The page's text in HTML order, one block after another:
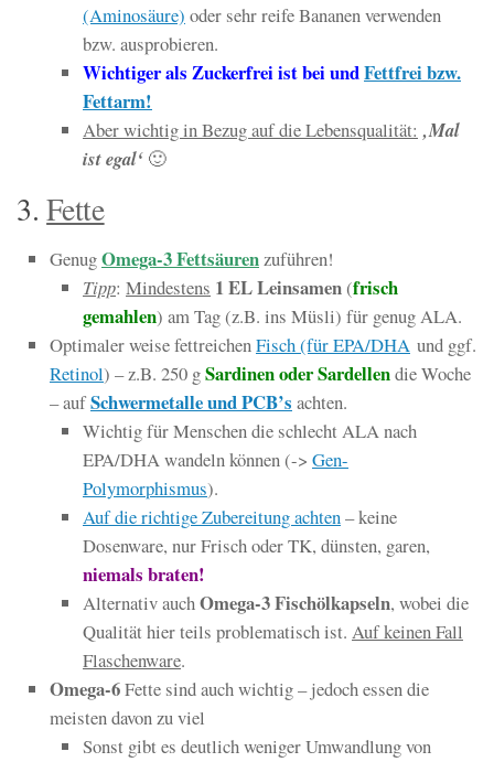
(Aminosäure) oder sehr reife Bananen verwenden
bzw. ausprobieren.
Wichtiger als Zuckerfrei ist bei undFettfrei bzw.
Fettarm!
Aber wichtig in Bezug auf die Lebensqualität: ‚Mal
ist egal‘ 🙂
3.Fette
GenugOmega-3 Fettsäurenzuführen!
Tipp: Mindestens 1 EL Leinsamen(frisch
gemahlen) am Tag (z.B. ins Müsli) für genug ALA.
Optimaler weise fettreichenFisch (für EPA/DHA und ggf.
Retinol) – z.B. 250 gSardinen oder Sardellendie Woche
– aufSchwermetalle und PCB’s achten.
Wichtig für Menschen die schlecht ALA nach
EPA/DHA wandeln können (-> Gen-
Polymorphismus).
Auf die richtige Zubereitung achten– keine
Dosenware, nur Frisch oder TK, dünsten, garen,
niemals braten!
Alternativ auchOmega-3 Fischölkapseln, wobei die
Qualität hier teils problematisch ist. Auf keinen Fall
Flaschenware.
Omega-6Fette sind auch wichtig – jedoch essen die
meisten davon zu viel
Sonst gibt es deutlich weniger Umwandlung von